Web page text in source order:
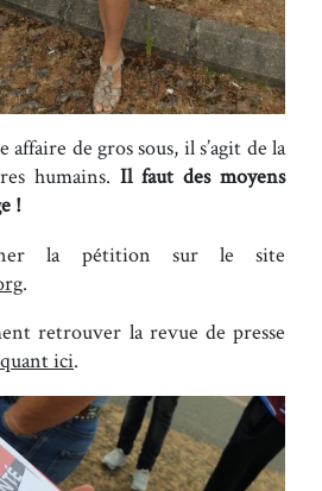
affaire de gros sous, il s’agit de la
humains. Il faut des moyens
!
la pétition sur le site
.
retrouver la revue de presse
ici.